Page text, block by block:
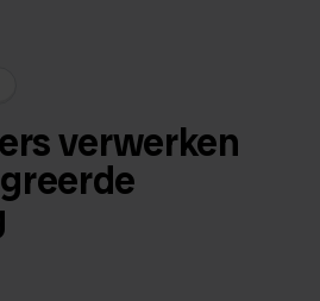
verwerken